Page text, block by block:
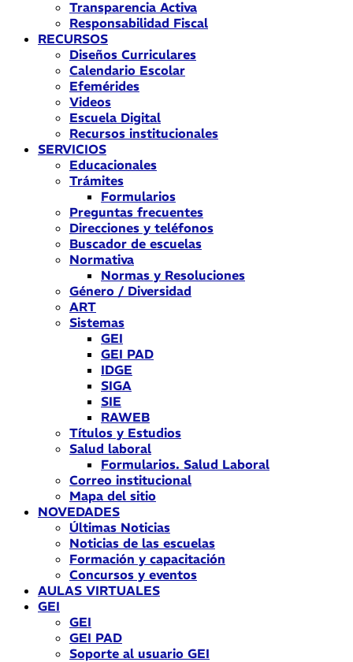
Transparencia Activa
Responsabilidad Fiscal
RECURSOS
Diseños Curriculares
Calendario Escolar
Efemérides
Videos
Escuela Digital
Recursos institucionales
SERVICIOS
Educacionales
Trámites
Formularios
Preguntas frecuentes
Direcciones y teléfonos
Buscador de escuelas
Normativa
Normas y Resoluciones
Género / Diversidad
ART
Sistemas
GEI
GEI PAD
IDGE
SIGA
SIE
RAWEB
Títulos y Estudios
Salud laboral
Formularios. Salud Laboral
Correo institucional
Mapa del sitio
NOVEDADES
Últimas Noticias
Noticias de las escuelas
Formación y capacitación
Concursos y eventos
AULAS VIRTUALES
GEI
GEI
GEI PAD
Soporte al usuario GEI